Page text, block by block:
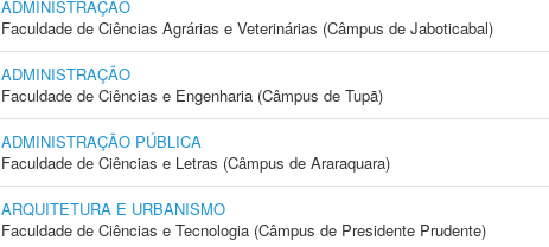
ADMINISTRAÇÃO
Faculdade de Ciências Agrárias e Veterinárias (Câmpus de Jaboticabal)
ADMINISTRAÇÃO
Faculdade de Ciências e Engenharia (Câmpus de Tupã)
ADMINISTRAÇÃO PÚBLICA
Faculdade de Ciências e Letras (Câmpus de Araraquara)
ARQUITETURA E URBANISMO
Faculdade de Ciências e Tecnologia (Câmpus de Presidente Prudente)